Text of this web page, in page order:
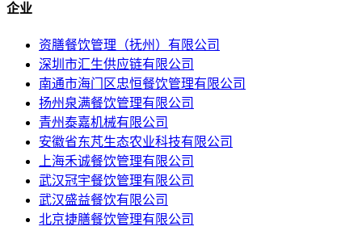
企业
资膳餐饮管理（抚州）有限公司
深圳市汇生供应链有限公司
南通市海门区忠恒餐饮管理有限公司
扬州泉满餐饮管理有限公司
青州泰嘉机械有限公司
安徽省东芃生态农业科技有限公司
上海禾诚餐饮管理有限公司
武汉冠宇餐饮管理有限公司
武汉盛益餐饮有限公司
北京捷膳餐饮管理有限公司